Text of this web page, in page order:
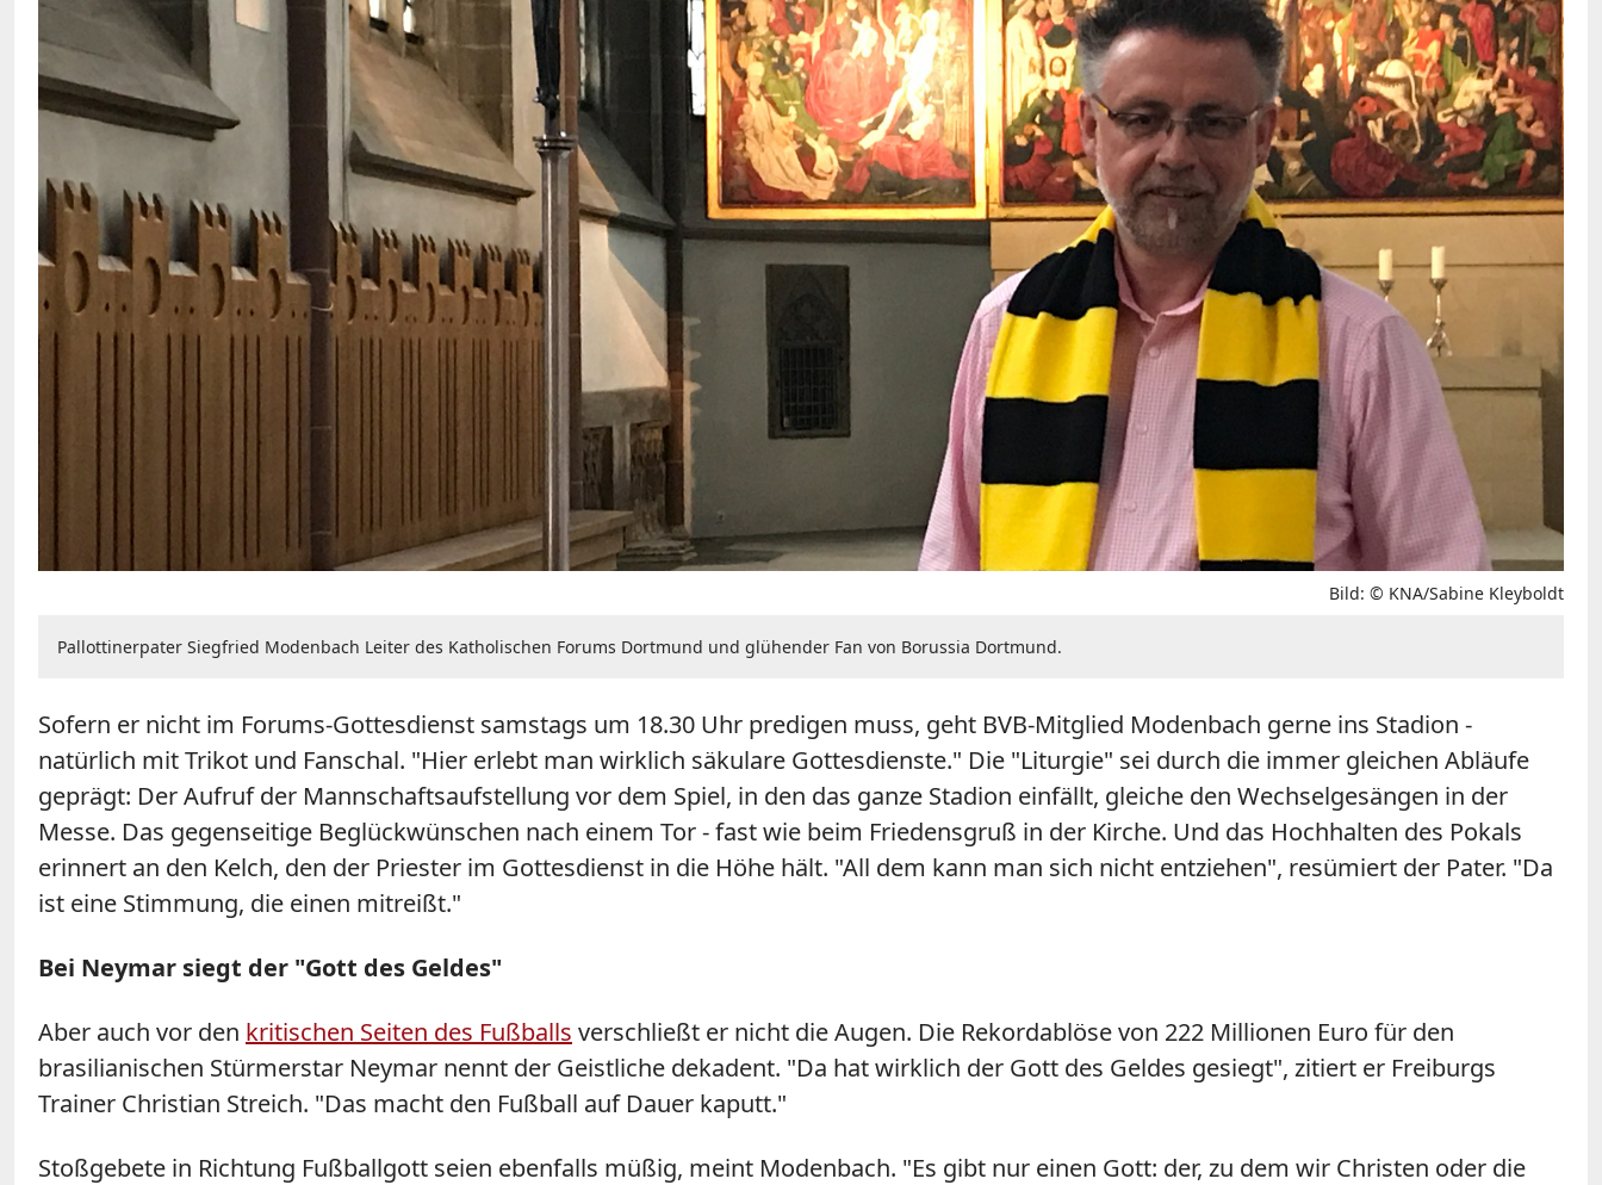
Bild: © KNA/Sabine Kleyboldt
Pallottinerpater Siegfried Modenbach Leiter des Katholischen Forums Dortmund und glühender Fan von Borussia Dortmund.
Sofern er nicht im Forums-Gottesdienst samstags um 18.30 Uhr predigen muss, geht BVB-Mitglied Modenbach gerne ins Stadion -
natürlich mit Trikot und Fanschal. "Hier erlebt man wirklich säkulare Gottesdienste." Die "Liturgie" sei durch die immer gleichen Abläufe
geprägt: Der Aufruf der Mannschaftsaufstellung vor dem Spiel, in den das ganze Stadion einfällt, gleiche den Wechselgesängen in der
Messe. Das gegenseitige Beglückwünschen nach einem Tor - fast wie beim Friedensgruß in der Kirche. Und das Hochhalten des Pokals
erinnert an den Kelch, den der Priester im Gottesdienst in die Höhe hält. "All dem kann man sich nicht entziehen", resümiert der Pater. "Da
ist eine Stimmung, die einen mitreißt."
Bei Neymar siegt der "Gott des Geldes"
Aber auch vor den kritischen Seiten des Fußballs verschließt er nicht die Augen. Die Rekordablöse von 222 Millionen Euro für den
brasilianischen Stürmerstar Neymar nennt der Geistliche dekadent. "Da hat wirklich der Gott des Geldes gesiegt", zitiert er Freiburgs
Trainer Christian Streich. "Das macht den Fußball auf Dauer kaputt."
Stoßgebete in Richtung Fußballgott seien ebenfalls müßig, meint Modenbach. "Es gibt nur einen Gott: der, zu dem wir Christen oder die